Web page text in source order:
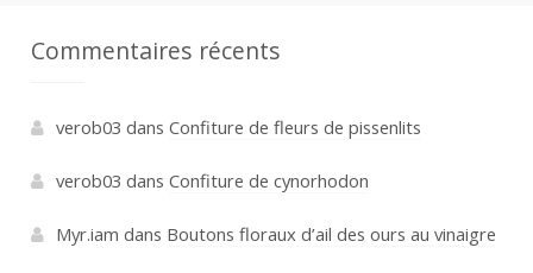
Commentaires récents
verob03 dans Confiture de fleurs de pissenlits
verob03 dans Confiture de cynorhodon
Myr.iam dans Boutons floraux d’ail des ours au vinaigre